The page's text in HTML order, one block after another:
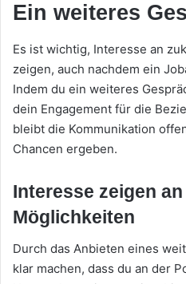
Ein weiteres
Es ist wichtig, Interesse an
zeigen, auch nachdem ein
Indem du ein weiteres
dein Engagement für die
bleibt die Kommunikation
Chancen ergeben.
Interesse zeigen
Möglichkeiten
Durch das Anbieten eines
klar machen, dass du an der